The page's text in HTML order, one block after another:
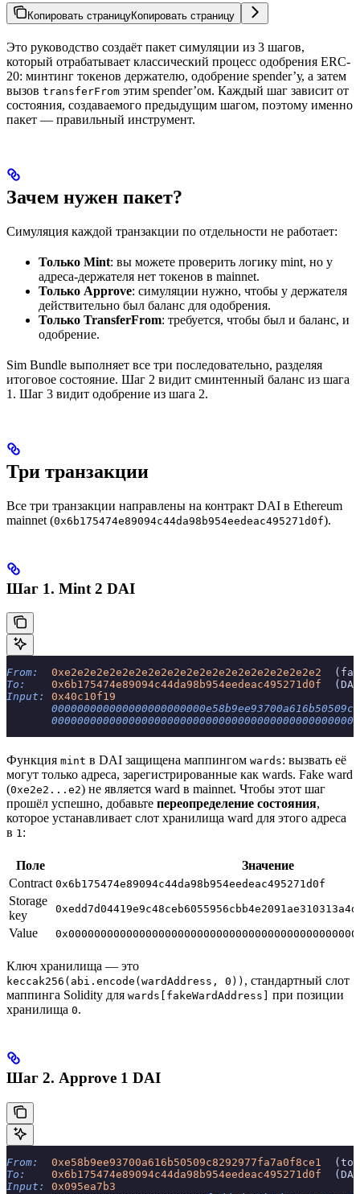
Копировать страницуКопировать страницу
Это руководство создаёт пакет симуляции из 3 шагов,
который отрабатывает классический процесс одобрения ERC-
20: минтинг токенов держателю, одобрение spender’у, а затем
вызов transferFrom этим spender’ом. Каждый шаг зависит от
состояния, создаваемого предыдущим шагом, поэтому именно
пакет — правильный инструмент.
Зачем нужен пакет?
Симуляция каждой транзакции по отдельности не работает:
Только Mint: вы можете проверить логику mint, но у
адреса-держателя нет токенов в mainnet.
Только Approve: симуляции нужно, чтобы у держателя
действительно был баланс для одобрения.
Только TransferFrom: требуется, чтобы был и баланс, и
одобрение.
Sim Bundle выполняет все три последовательно, разделяя
итоговое состояние. Шаг 2 видит сминтенный баланс из шага
1. Шаг 3 видит одобрение из шага 2.
Три транзакции
Все три транзакции направлены на контракт DAI в Ethereum
mainnet (0x6b175474e89094c44da98b954eedeac495271d0f).
Шаг 1. Mint 2 DAI
From:
  0xe2e2e2e2e2e2e2e2e2e2e2e2e2e2e2e2e2e2e2e2
To:
    0x6b175474e89094c44da98b954eedeac495271d0f
Input:
0x40c10f19
Функция mint в DAI защищена маппингом wards: вызвать её
могут только адреса, зарегистрированные как wards. Fake ward
(0xe2e2...e2) не является ward в mainnet. Чтобы этот шаг
прошёл успешно, добавьте переопределение состояния,
которое устанавливает слот хранилища ward для этого адреса
в 1:
Поле
Значение
Contract 0x6b175474e89094c44da98b954eedeac495271d0f
Storage
key
Value
Ключ хранилища — это
keccak256(abi.encode(wardAddress, 0)) , стандартный слот
маппинга Solidity для wards[fakeWardAddress]
при позиции
хранилища 0.
Шаг 2. Approve 1 DAI
From:
  0xe58b9ee93700a616b50509c8292977fa7a0f8ce1
To:
    0x6b175474e89094c44da98b954eedeac495271d0f
Input:
0x095ea7b3